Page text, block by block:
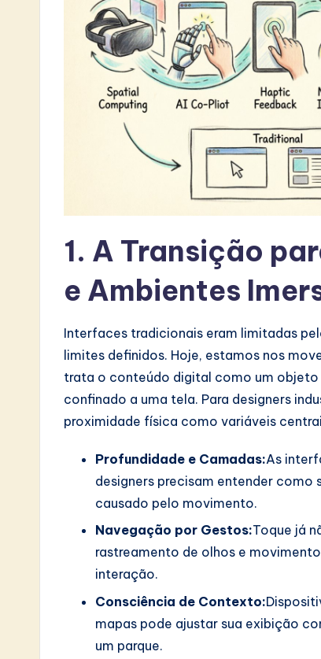
ft
1. A Transição
e Ambientes
Interfaces tradicionais eram limitadas
limites definidos. Hoje, estamos nos
trata o conteúdo digital como um objeto
confinado a uma tela. Para designers
proximidade física como variáveis
Profundidade e Camadas:As
designers precisam entender como
causado pelo movimento.
Navegação por Gestos:Toque já
rastreamento de olhos e
interação.
Consciência de Contexto:
mapas pode ajustar sua exibição
um parque.